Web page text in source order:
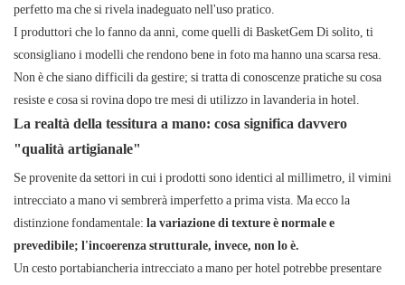
perfetto ma che si rivela inadeguato nell'uso pratico.
I produttori che lo fanno da anni, come quelli di BasketGem Di solito, ti
sconsigliano i modelli che rendono bene in foto ma hanno una scarsa resa.
Non è che siano difficili da gestire; si tratta di conoscenze pratiche su cosa
resiste e cosa si rovina dopo tre mesi di utilizzo in lavanderia in hotel.
La realtà della tessitura a mano: cosa significa davvero
"qualità artigianale"
Se provenite da settori in cui i prodotti sono identici al millimetro, il vimini
intrecciato a mano vi sembrerà imperfetto a prima vista. Ma ecco la
distinzione fondamentale: la variazione di texture è normale e
prevedibile; l'incoerenza strutturale, invece, non lo è.
Un cesto portabiancheria intrecciato a mano per hotel potrebbe presentare